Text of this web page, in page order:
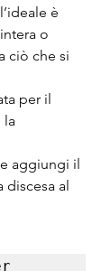
è
o
ciò che si
per il
la
aggiungi il
discesa al